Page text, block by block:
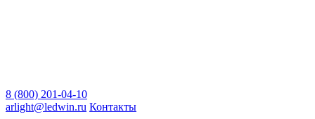
8 (800) 201-04-10
arlight@ledwin.ru Контакты